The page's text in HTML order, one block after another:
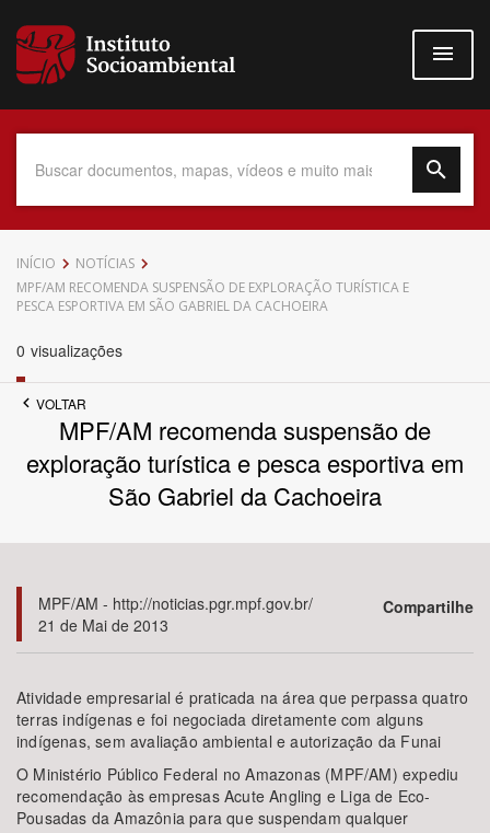
para
conteúdo
Data do Documento
Povo Indígena
Bioma / Bacia
Tema
Subtema
Área de Levantamento
Área Protegida
INÍCIO
NOTÍCIAS
MPF/AM RECOMENDA SUSPENSÃO DE EXPLORAÇÃO TURÍSTICA E
PESCA ESPORTIVA EM SÃO GABRIEL DA CACHOEIRA
0 visualizações
VOLTAR
MPF/AM recomenda suspensão de
exploração turística e pesca esportiva em
São Gabriel da Cachoeira
MPF/AM - http://noticias.pgr.mpf.gov.br/
21 de Mai de 2013
Compartilhe
Atividade empresarial é praticada na área que perpassa quatro
terras indígenas e foi negociada diretamente com alguns
indígenas, sem avaliação ambiental e autorização da Funai
O Ministério Público Federal no Amazonas (MPF/AM) expediu
recomendação às empresas Acute Angling e Liga de Eco-
Pousadas da Amazônia para que suspendam qualquer